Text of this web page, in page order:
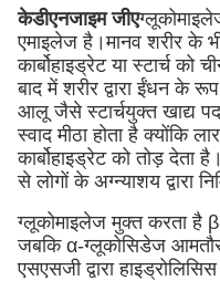
केडीएनजाइम जीए
एमाइलेज है।मानव शरीर के
कार्बोहाइड्रेट या स्टार्च को
बाद में शरीर द्वारा ईंधन के
आलू जैसे स्टार्चयुक्त खाद्य
स्वाद मीठा होता है क्योंकि
कार्बोहाइड्रेट को तोड़ देता
से लोगों के अग्न्याशय द्वारा
ग्लूकोमाइलेज मुक्त करता है
जबकि α-ग्लूकोसिडेज
एसएसजी द्वारा हाइड्रोलिसिस